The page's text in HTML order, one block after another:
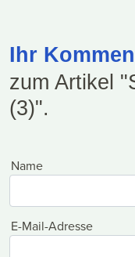
Ihr
zum Artikel
(3)".
Name
E-Mail-Adresse